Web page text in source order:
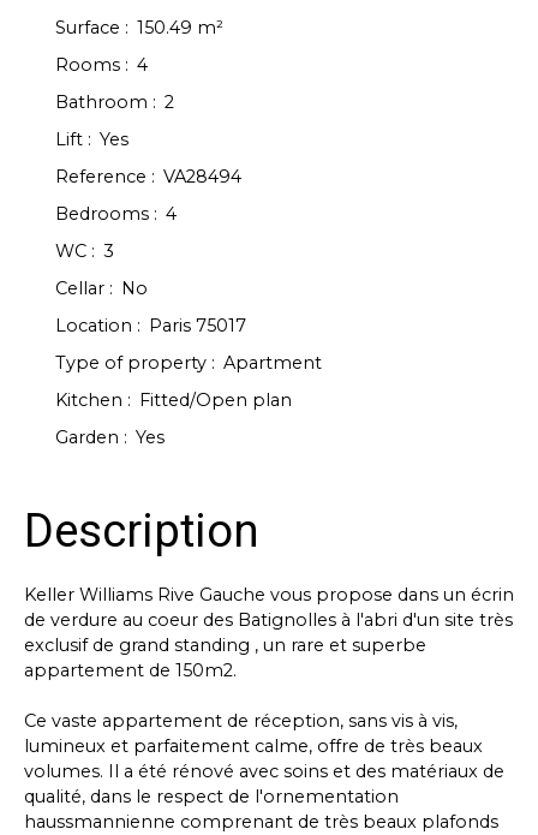
Surface : 150.49 m²
Rooms : 4
Bathroom : 2
Lift : Yes
Reference : VA28494
Bedrooms : 4
WC : 3
Cellar :
No
Location :
Paris 75017
Type of property : Apartment
Kitchen :
Fitted/Open plan
Garden : Yes
Description
Keller Williams Rive Gauche vous propose dans un écrin
de verdure au coeur des Batignolles à l'abri d'un site très
exclusif de grand standing , un rare et superbe
appartement de 150m2.
Ce vaste appartement de réception, sans vis à vis,
lumineux et parfaitement calme, offre de très beaux
volumes. Il a été rénové avec soins et des matériaux de
qualité, dans le respect de l'ornementation
haussmannienne comprenant de très beaux plafonds